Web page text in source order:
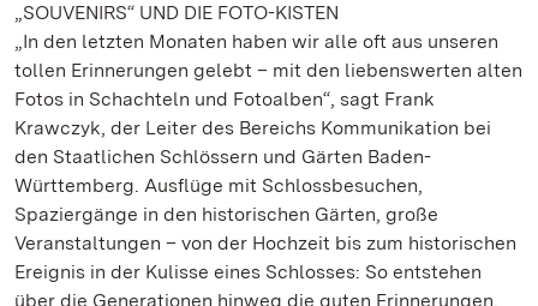
„SOUVENIRS“ UND DIE FOTO-KISTEN
„In den letzten Monaten haben wir alle oft aus unseren
tollen Erinnerungen gelebt – mit den liebenswerten alten
Fotos in Schachteln und Fotoalben“, sagt Frank
Krawczyk, der Leiter des Bereichs Kommunikation bei
den Staatlichen Schlössern und Gärten Baden-
Württemberg. Ausflüge mit Schlossbesuchen,
Spaziergänge in den historischen Gärten, große
Veranstaltungen – von der Hochzeit bis zum historischen
Ereignis in der Kulisse eines Schlosses: So entstehen
über die Generationen hinweg die guten Erinnerungen.